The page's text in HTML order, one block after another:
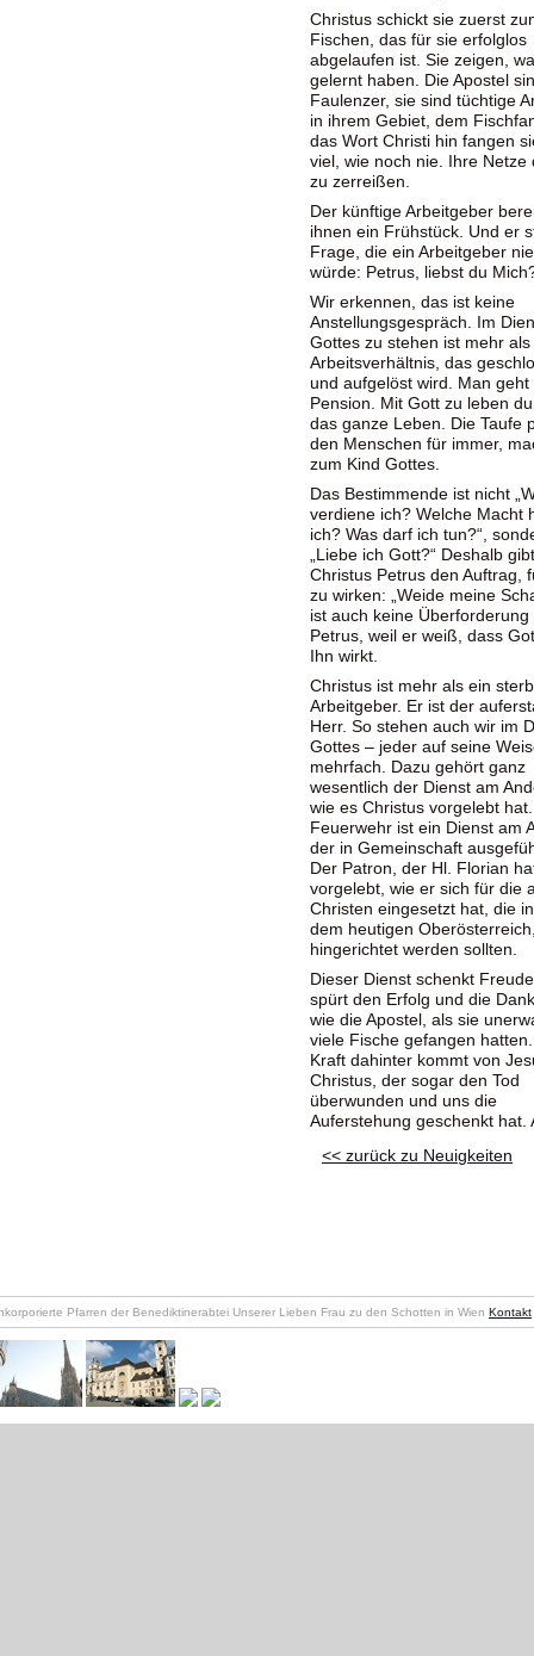
Christus schickt sie zuerst
Fischen, das für sie erfolglos
abgelaufen ist. Sie zeigen,
gelernt haben. Die Apostel
Faulenzer, sie sind tüchtige
in ihrem Gebiet, dem
das Wort Christi hin fangen
viel, wie noch nie. Ihre Netze
zu zerreißen.
Der künftige Arbeitgeber
ihnen ein Frühstück. Und er
Frage, die ein Arbeitgeber
würde: Petrus, liebst du
Wir erkennen, das ist keine
Anstellungsgespräch. Im
Gottes zu stehen ist mehr als
Arbeitsverhältnis, das
und aufgelöst wird. Man geht
Pension. Mit Gott zu leben
das ganze Leben. Die Taufe
den Menschen für immer,
zum Kind Gottes.
Das Bestimmende ist nicht
verdiene ich? Welche Macht
ich? Was darf ich tun?“,
„Liebe ich Gott?“ Deshalb
Christus Petrus den Auftrag,
zu wirken: „Weide meine
ist auch keine Überforderung
Petrus, weil er weiß, dass
Ihn wirkt.
Christus ist mehr als ein
Arbeitgeber. Er ist der
Herr. So stehen auch wir im
Gottes – jeder auf seine
mehrfach. Dazu gehört ganz
wesentlich der Dienst am
wie es Christus vorgelebt
Feuerwehr ist ein Dienst am
der in Gemeinschaft
Der Patron, der Hl. Florian
vorgelebt, wie er sich für die
Christen eingesetzt hat, die
dem heutigen
hingerichtet werden sollten.
Dieser Dienst schenkt
spürt den Erfolg und die
wie die Apostel, als sie
viele Fische gefangen
Kraft dahinter kommt von
Christus, der sogar den Tod
überwunden und uns die
Auferstehung geschenkt hat.
<< zurück zu Neuigkeiten
Pfarren der Benediktinerabtei Unserer Lieben Frau zu den Schotten in Wien Kontakt